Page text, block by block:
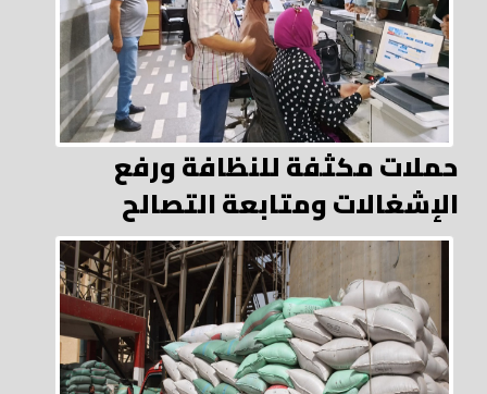
حملات مكثفة للنظافة ورفع
الإشغالات ومتابعة التصالح